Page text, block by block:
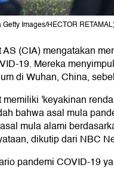
Images/HECTOR
(CIA) mengatakan
19. Mereka
di Wuhan, China,
'keyakinan
bahwa asal mula
mula alami
dikutip dari NBC
pandemi COVID-19